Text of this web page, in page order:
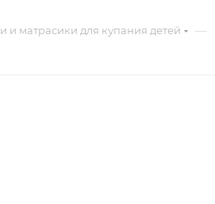
и матрасики для купания детей —